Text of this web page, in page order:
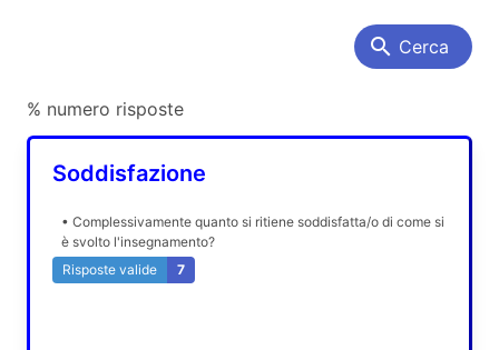
search Cerca
% numero risposte
Soddisfazione
• Complessivamente quanto si ritiene soddisfatta/o di come si
è svolto l'insegnamento?
Risposte valide
7